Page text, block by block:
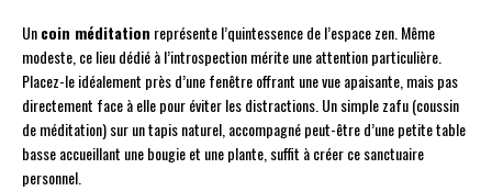
Uncoin méditation représente l’quintessence de l’espace zen. Même
modeste, ce lieu dédié à l’introspection mérite une attention particulière.
Placez-le idéalement près d’une fenêtre offrant une vue apaisante, mais pas
directement face à elle pour éviter les distractions. Un simple zafu (coussin
de méditation) sur un tapis naturel, accompagné peut-être d’une petite table
basse accueillant une bougie et une plante, suffit à créer ce sanctuaire
personnel.